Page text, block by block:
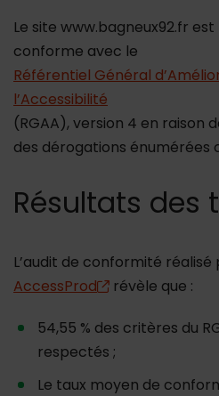
Le site www.bagneux92.fr
conforme avec le
Référentiel Général
l’Accessibilité
(RGAA), version 4 en raison
des dérogations énumérées
Résultats des
L’audit de conformité
AccessProd
révèle que :
54,55 % des critères du
respectés ;
Le taux moyen de